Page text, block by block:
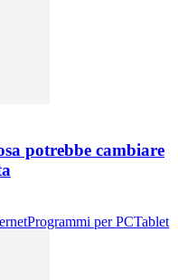
potrebbe cambiare
Programmi per PCTablet